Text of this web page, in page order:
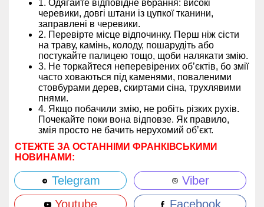
1. Одягайте відповідне вбрання: високі
черевики, довгі штани із цупкої тканини,
заправлені в черевики.
2. Перевірте місце відпочинку. Перш ніж сісти
на траву, камінь, колоду, пошарудіть або
постукайте палицею тощо, щоби налякати змію.
3. Не торкайтеся неперевірених об’єктів, бо змії
часто ховаються під каменями, поваленими
стовбурами дерев, скиртами сіна, трухлявими
пнями.
4. Якщо побачили змію, не робіть різких рухів.
Почекайте поки вона відповзе. Як правило,
змія просто не бачить нерухомий об’єкт.
СТЕЖТЕ ЗА ОСТАННІМИ ФРАНКІВСЬКИМИ
НОВИНАМИ:
Telegram
Viber
Youtube
Facebook